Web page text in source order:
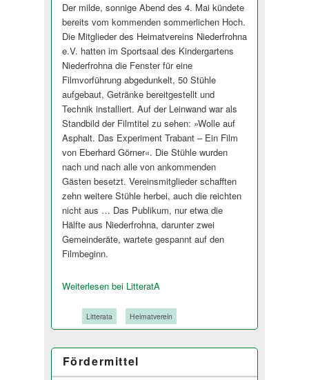
Der milde, sonnige Abend des 4. Mai kündete
bereits vom kommenden sommerlichen Hoch.
Die Mitglieder des Heimatvereins Niederfrohna
e.V. hatten im Sportsaal des Kindergartens
Niederfrohna die Fenster für eine
Filmvorführung abgedunkelt, 50 Stühle
aufgebaut, Getränke bereitgestellt und
Technik installiert. Auf der Leinwand war als
Standbild der Filmtitel zu sehen: »Wolle auf
Asphalt. Das Experiment Trabant – Ein Film
von Eberhard Görner«. Die Stühle wurden
nach und nach alle von ankommenden
Gästen besetzt. Vereinsmitglieder schafften
zehn weitere Stühle herbei, auch die reichten
nicht aus … Das Publikum, nur etwa die
Hälfte aus Niederfrohna, darunter zwei
Gemeinderäte, wartete gespannt auf den
Filmbeginn.
Weiterlesen bei LitteratA
Litterata Heimatverein
Fördermittel